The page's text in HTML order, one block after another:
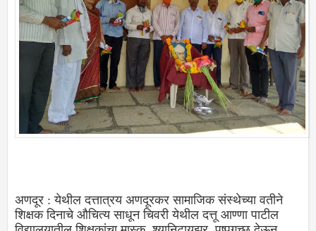
अणदूर : येथील दत्तात्रय अणदूरकर सामाजिक संस्थेच्या वतीने
शिक्षक दिनाचे औचित्य साधून चिवरी येथील दत्तू आण्णा पाटील